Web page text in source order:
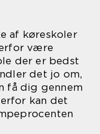
af køreskoler
være
der er bedst
det jo om,
få dig gennem
kan det